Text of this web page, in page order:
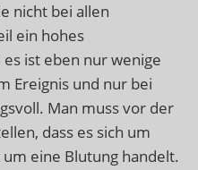
nicht bei allen
ein hohes
ist eben nur wenige
Ereignis und nur bei
Man muss vor der
dass es sich um
eine Blutung handelt.